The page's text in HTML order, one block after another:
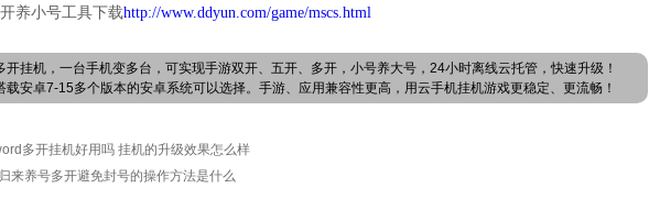
养小号工具下载http://www.ddyun.com/game/mscs.html
开挂机，一台手机变多台，可实现手游双开、五开、多开，小号养大号，24小时离线云托管，快速升级！
载安卓7-15多个版本的安卓系统可以选择。手游、应用兼容性更高，用云手机挂机游戏更稳定、更流畅！
多开挂机好用吗 挂机的升级效果怎么样
来养号多开避免封号的操作方法是什么